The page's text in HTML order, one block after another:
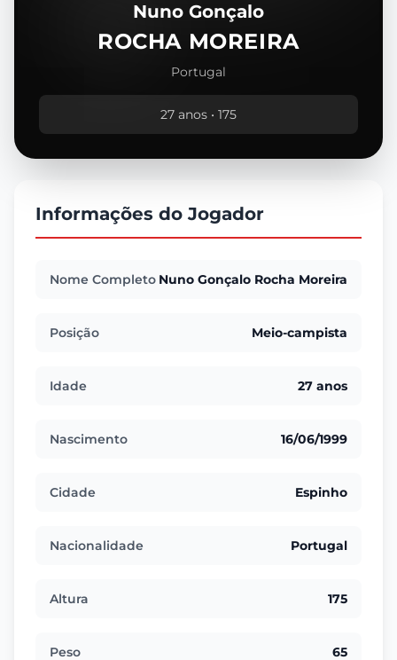
Nuno Gonçalo
ROCHA MOREIRA
Portugal
27 anos • 175
Informações do Jogador
Nome Completo Nuno Gonçalo Rocha Moreira
Posição Meio-campista
Idade 27 anos
Nascimento 16/06/1999
Cidade Espinho
Nacionalidade Portugal
Altura 175
Peso 65